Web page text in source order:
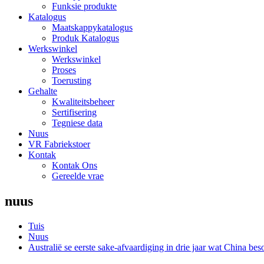
Funksie produkte
Katalogus
Maatskappykatalogus
Produk Katalogus
Werkswinkel
Werkswinkel
Proses
Toerusting
Gehalte
Kwaliteitsbeheer
Sertifisering
Tegniese data
Nuus
VR Fabriekstoer
Kontak
Kontak Ons
Gereelde vrae
nuus
Tuis
Nuus
Australië se eerste sake-afvaardiging in drie jaar wat China